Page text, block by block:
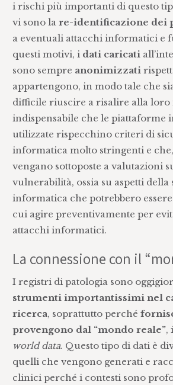
i rischi più importanti di questo
vi sono la re-identificazione dei
a eventuali attacchi informatici e
questi motivi, i dati caricati
sono sempre anonimizzati
appartengono, in modo tale che
difficile riuscire a risalire alla loro
indispensabile che le piattaforme
utilizzate rispecchino criteri di
informatica molto stringenti e
vengano sottoposte a valutazioni
vulnerabilità, ossia su aspetti della
informatica che potrebbero
cui agire preventivamente per
attacchi informatici.
La connessione con il
I registri di patologia sono
strumenti importantissimi nel
ricerca, soprattutto perché
provengono dal “mondo reale”,
world data. Questo tipo di dati è
quelli che vengono generati e
clinici perché i contesti sono